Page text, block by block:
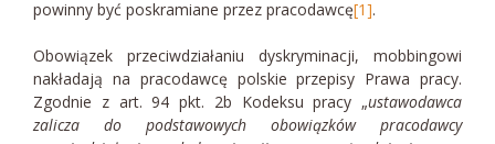
powinny być poskramiane przez pracodawcę[1].
Obowiązek przeciwdziałaniu dyskryminacji, mobbingowi
nakładają na pracodawcę polskie przepisy Prawa pracy.
Zgodnie z art. 94 pkt. 2b Kodeksu pracy „ustawodawca
zalicza do podstawowych obowiązków pracodawcy